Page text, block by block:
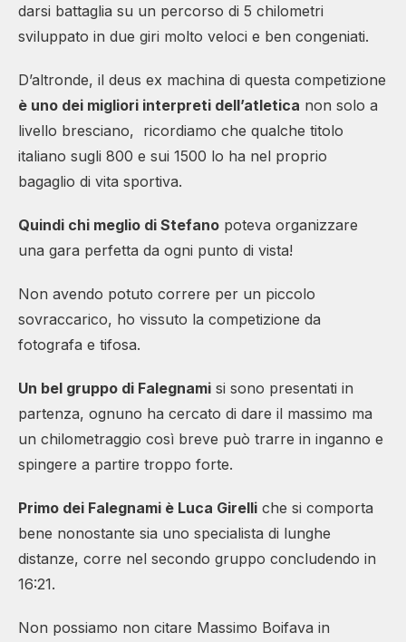
darsi battaglia su un percorso di 5 chilometri
sviluppato in due giri molto veloci e ben congeniati.
D’altronde, il deus ex machina di questa competizione
è uno dei migliori interpreti dell’atletica non solo a
livello bresciano, ricordiamo che qualche titolo
italiano sugli 800 e sui 1500 lo ha nel proprio
bagaglio di vita sportiva.
Quindi chi meglio di Stefano poteva organizzare
una gara perfetta da ogni punto di vista!
Non avendo potuto correre per un piccolo
sovraccarico, ho vissuto la competizione da
fotografa e tifosa.
Un bel gruppo di Falegnami si sono presentati in
partenza, ognuno ha cercato di dare il massimo ma
un chilometraggio così breve può trarre in inganno e
spingere a partire troppo forte.
Primo dei Falegnami è Luca Girelli che si comporta
bene nonostante sia uno specialista di lunghe
distanze, corre nel secondo gruppo concludendo in
16:21.
Non possiamo non citare Massimo Boifava in